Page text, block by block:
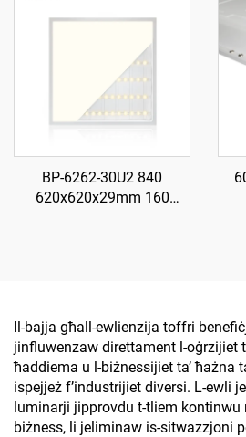
BP-6262-30U2 840
620x620x29mm 160
Il-bajja għall-ewlienzija toffri
jinfluwenzaw direttament l-oġrzijiet
ħaddiema u l-biżnessijiet ta’ ħażna
ispejjeż f’industrijiet diversi. L-ewli
luminarji jipprovdu t-tliem
biżness, li jeliminaw is-sitwazzjoni